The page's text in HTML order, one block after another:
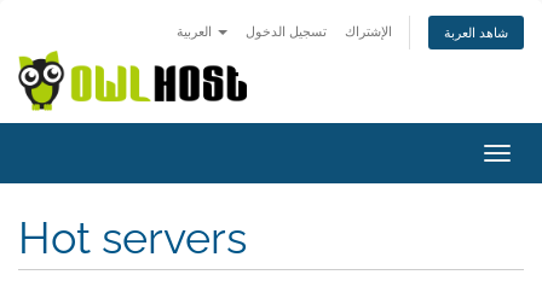
تسجيل الدخول الإشتراك شاهد العربة
تبديل
التنقل
Hot servers